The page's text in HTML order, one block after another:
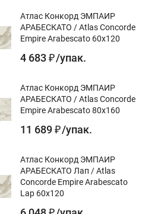
плитка Атлас Конкорд /
Атлас Конкорд ЭМПАИР
АРАБЕСКАТО / Atlas Concorde
Empire Arabescato 60x120
4 683 ₽ /упак.
Атлас Конкорд ЭМПАИР
АРАБЕСКАТО / Atlas Concorde
Empire Arabescato 80x160
11 689 ₽ /упак.
Атлас Конкорд ЭМПАИР
АРАБЕСКАТО Лап / Atlas
Concorde Empire Arabescato
Lap 60x120
₽